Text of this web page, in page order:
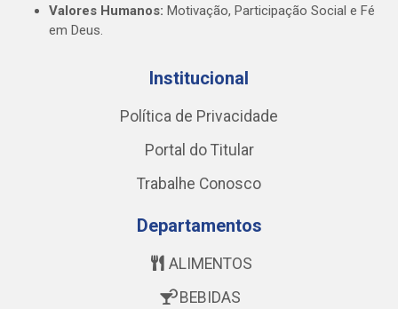
Valores Humanos: Motivação, Participação Social e Fé
em Deus.
Institucional
Política de Privacidade
Portal do Titular
Trabalhe Conosco
Departamentos
ALIMENTOS
BEBIDAS